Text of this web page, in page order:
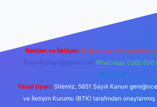
Reklam ve İletişim: E-mail:
forumhizmeti@gmail.com Whatsapp: 0262 606
@karabul
Yasal Uyarı: Sitemiz, 5651 Sayılı Kanun
ve İletişim Kurumu (BTK) tarafından onaylanmış